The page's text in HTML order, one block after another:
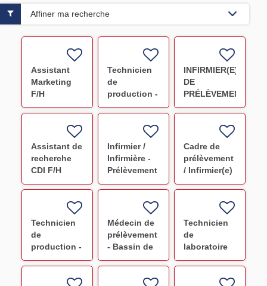
Assistant
Marketing
F/H
Technicien
de
production -
Préparation
INFIRMIER(E)
DE
PRÉLÈVEMENT
F/H
Assistant de
recherche
CDI F/H
Infirmier /
Infirmière -
Prélèvement
F/H
Cadre de
prélèvement
/ Infirmier(e)
de
Ouest
Normand -
Saint-Lô
Technicien
de
production -
Préparation
Strasbourg
Médecin de
prélèvement
- Bassin de
Lille F/H
Technicien
de
laboratoire
IHDD - CDI
Affiner ma recherche